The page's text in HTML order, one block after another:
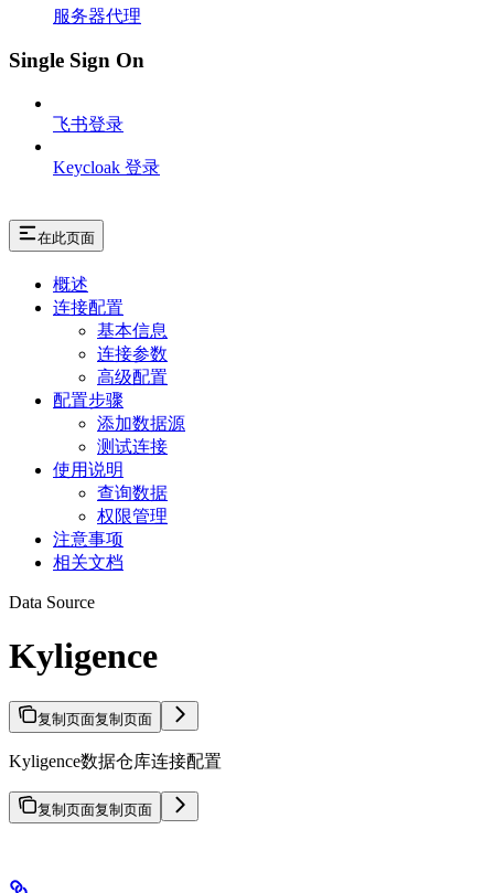
服务器代理
Single Sign On
飞书登录
Keycloak 登录
在此页面
概述
连接配置
基本信息
连接参数
高级配置
配置步骤
添加数据源
测试连接
使用说明
查询数据
权限管理
注意事项
相关文档
Data Source
Kyligence
复制页面复制页面
Kyligence数据仓库连接配置
复制页面复制页面